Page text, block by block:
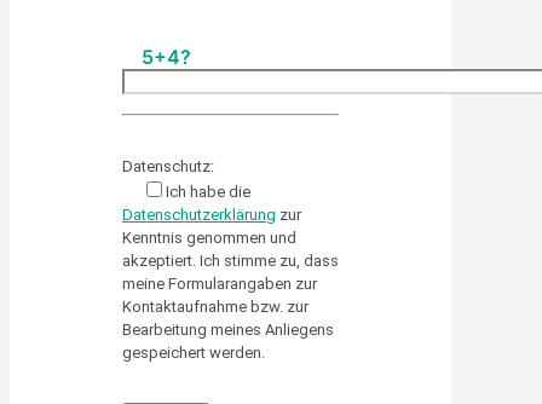
5+4?
Datenschutz:
Ich habe die
Datenschutzerklärung zur
Kenntnis genommen und
akzeptiert. Ich stimme zu, dass
meine Formularangaben zur
Kontaktaufnahme bzw. zur
Bearbeitung meines Anliegens
gespeichert werden.